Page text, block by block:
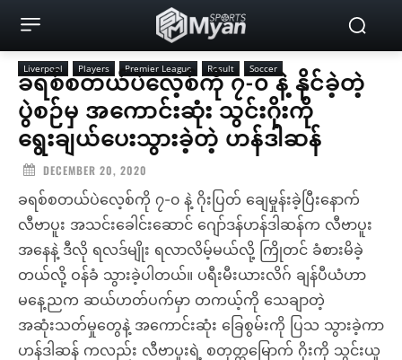
Liverpool Players Premier League Result Soccer
ခရစ်စတယ်ပဲလေ့စ်ကို ၇-၀ နဲ့ နိုင်ခဲ့တဲ့
ပွဲစဉ်မှ အကောင်းဆုံး သွင်းဂိုးကို
ရွေးချယ်ပေးသွားခဲ့တဲ့ ဟန်ဒါဆန်
DECEMBER 20, 2020
ခရစ်စတယ်ပဲလေ့စ်ကို ၇-၀ နဲ့ ဂိုးပြတ် ချေမှုန်းခဲ့ပြီးနောက်
လီဗာပူး အသင်းခေါင်းဆောင် ဂျော်ဒန်ဟန်ဒါဆန်က လီဗာပူး
အနေနဲ့ ဒီလို ရလဒ်မျိုး ရလာလိမ့်မယ်လို့ ကြိုတင် ခံစားမိခဲ့
တယ်လို့ ဝန်ခံ သွားခဲ့ပါတယ်။ ပရီးမီးယားလိဂ် ချန်ပီယံဟာ
မနေ့ညက ဆယ်ဟတ်ပက်မှာ တကယ့်ကို သေချာတဲ့
အဆုံးသတ်မှုတွေနဲ့ အကောင်းဆုံး ခြေစွမ်းကို ပြသ သွားခဲ့ကာ
ဟန်ဒါဆန် ကလည်း လီဗာပူးရဲ့ စတုတ္ထမြောက် ဂိုးကို သွင်းယူ